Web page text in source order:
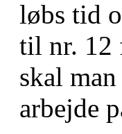
løbs tid
til nr. 12
skal
arbejde